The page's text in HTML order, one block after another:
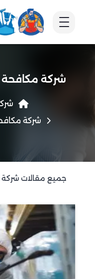
شركة مكافحة
شركة
جميع مقالات